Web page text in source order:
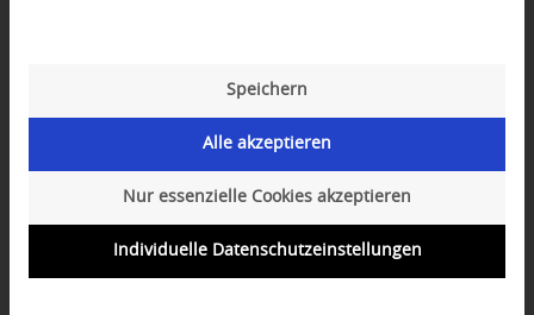
Speichern
Alle akzeptieren
Nur essenzielle Cookies akzeptieren
Individuelle Datenschutzeinstellungen